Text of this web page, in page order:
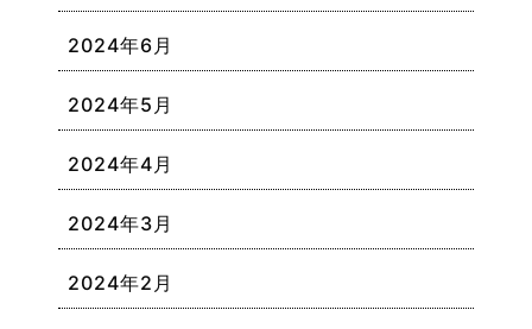
2024年6月
2024年5月
2024年4月
2024年3月
2024年2月